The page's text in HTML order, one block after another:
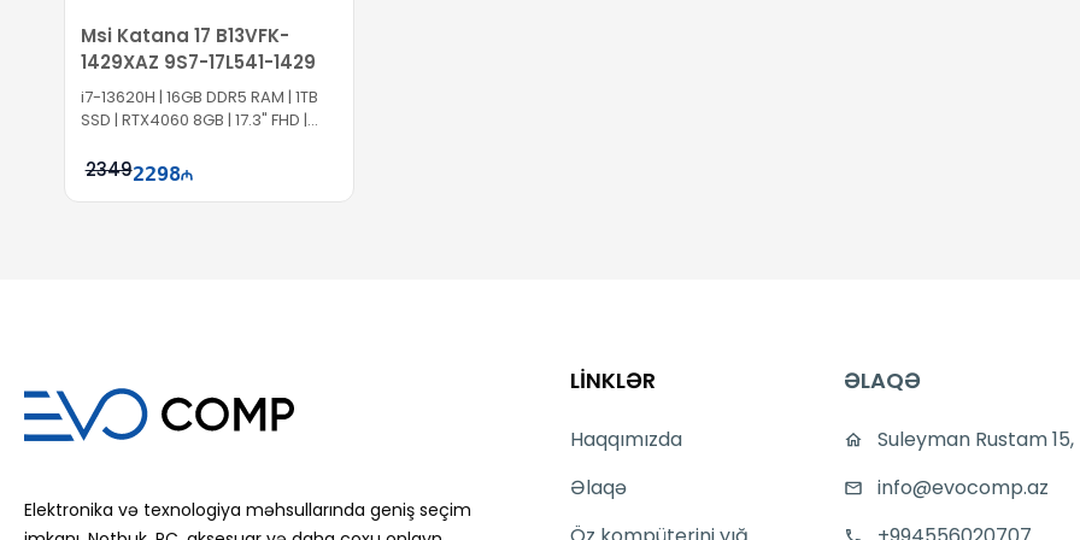
Msi Katana 17 B13VFK-
1429XAZ 9S7-17L541-1429
i7-13620H | 16GB DDR5 RAM | 1TB
SSD | RTX4060 8GB | 17.3" FHD |
23492298
Elektronika və texnologiya məhsullarında geniş seçim
LİNKLƏR
Haqqımızda
Əlaqə
ƏLAQƏ
Suleyman Rustam 15,
info@evocomp.az